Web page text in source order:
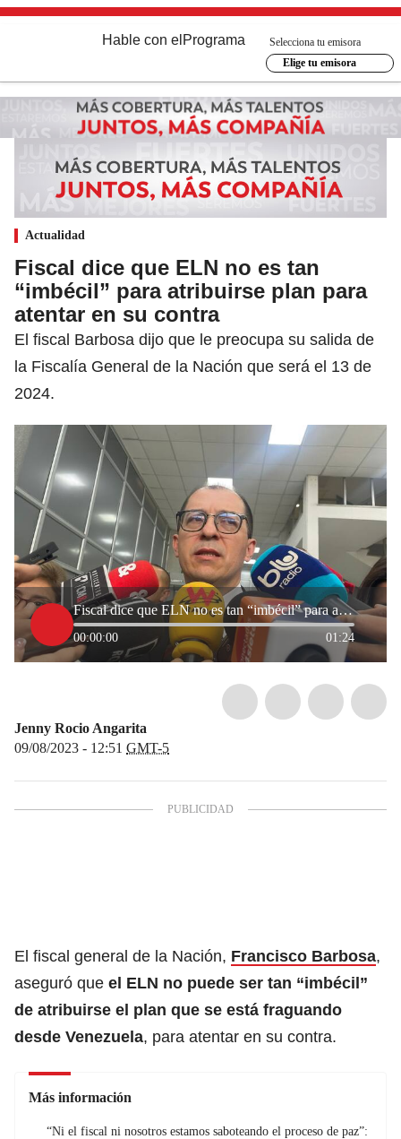
Hable con el Programa
Selecciona tu emisora
Elige tu emisora
Actualidad
Fiscal dice que ELN no es tan
“imbécil” para atribuirse plan para
atentar en su contra
El fiscal Barbosa dijo que le preocupa su salida de
la Fiscalía General de la Nación que será el 13 de
2024.
Fiscal dice que ELN no es tan “imbécil” para atribuirse plan para atentar en su contra
00:00:00 01:24
Jenny Rocio Angarita
09/08/2023 - 12:51 GMT-5
El fiscal general de la Nación, Francisco Barbosa,
aseguró que el ELN no puede ser tan “imbécil”
de atribuirse el plan que se está fraguando
desde Venezuela, para atentar en su contra.
Más información
“Ni el fiscal ni nosotros estamos saboteando el proceso de paz”: